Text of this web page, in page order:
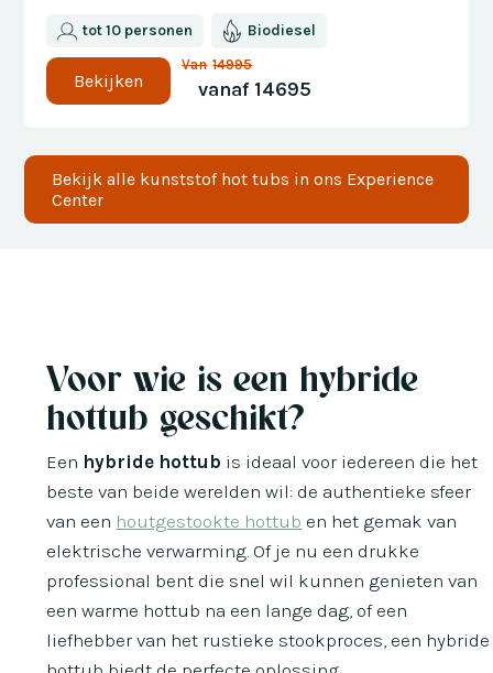
tot 10 personen Biodiesel
Bekijken
Van 14995
vanaf 14695
Bekijk alle kunststof hot tubs in ons Experience
Center
Voor wie is een hybride
hottub geschikt?
Een hybride hottub is ideaal voor iedereen die het
beste van beide werelden wil: de authentieke sfeer
van een houtgestookte hottub en het gemak van
elektrische verwarming. Of je nu een drukke
professional bent die snel wil kunnen genieten van
een warme hottub na een lange dag, of een
liefhebber van het rustieke stookproces, een hybride